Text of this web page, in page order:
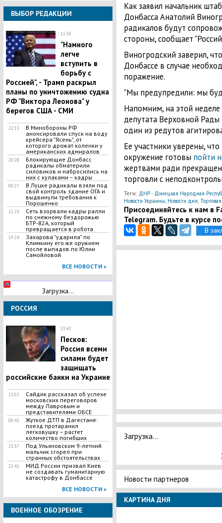
ВЫБОР РЕДАКЦИИ
11:50
"Намного
легче
вступить в
борьбу с
Россией", - Трамп раскрыл
планы по уничтожению судна
РФ "Виктора Леонова" у
берегов США - СМИ
22:15
В Минобороны РФ
анонсировали спуск на воду
крейсера "Ясень", от
которого дрожат коленки у
американских адмиралов
20:28
Блокирующие Донбасс
радикалы обматерили
силовиков и набросились на
них с кулаками – кадры
00:27
В Луцке радикалы взяли под
свой контроль здание ОГА и
выдвинули требования к
Порошенко
21:23
Сеть взорвали кадры ралли
по снежному бездорожью
БТР-82А, который
превращается в робота
19:24
Захарова "ударила" по
Климкину его же оружием
после выпадов по Юлии
Самойловой
ВСЕ НОВОСТИ »
Загрузка...
РОССИЯ
13:42
Песков:
Россия всеми
силами будет
защищать
российские банки на Украине
13:02
Сайдик рассказал об успехе
московских переговоров
между Лавровым и
представителями ОБСЕ
00:45
Жуткое ДТП в Дагестане:
поезд протаранил
легковушку – растет
количество погибших
23:37
Под Ульяновском 9-летний
мальчик сгорел при
странных обстоятельствах
21:41
МИД России призвал Киев
не создавать гуманитарную
катастрофу в Донбассе
ВСЕ НОВОСТИ »
ВОЕННОЕ ОБОЗРЕНИЕ
Как заявил начальник
Донбасса Анатолий
радикалов будут
стороны, сообщает
Виногродский заверил,
Донбассе в случае
поражение.
"Мы предупредили: мы
Напомним, на этой
депутата Верховной
один из редутов
Ее участники уверены,
окружение готовы пойти
жертвами ради
торговли с
Теги: ДНР - Донецкая Народная
Новости Украины, Новости дня,
Присоединяйтесь к нам в
Telegram. Будьте в курсе
В
Загрузка...
Новости партнеров
КАРТИНА ДНЯ